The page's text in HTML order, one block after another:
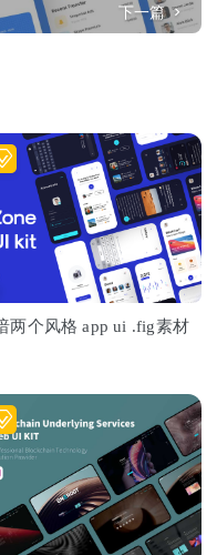
下一篇
两个风格 app ui .fig素材